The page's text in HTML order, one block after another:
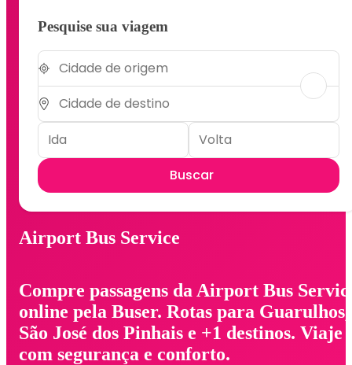
Airport Bus Service
Compre passagens da Airport Bus
online pela Buser. Rotas para Guarulhos,
São José dos Pinhais e +1 destinos. Viaje
com segurança e conforto.
Pesquise sua viagem
Buscar